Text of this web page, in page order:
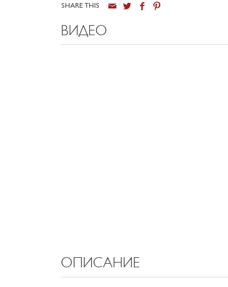
SHARE THIS
ВИДЕО
ОПИСАНИЕ